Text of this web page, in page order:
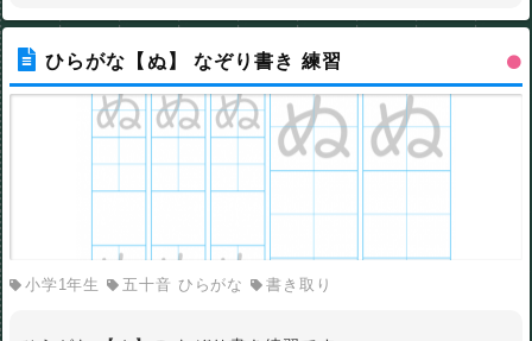
ひらがな【ぬ】 なぞり書き 練習
小学1年生 五十音 ひらがな 書き取り